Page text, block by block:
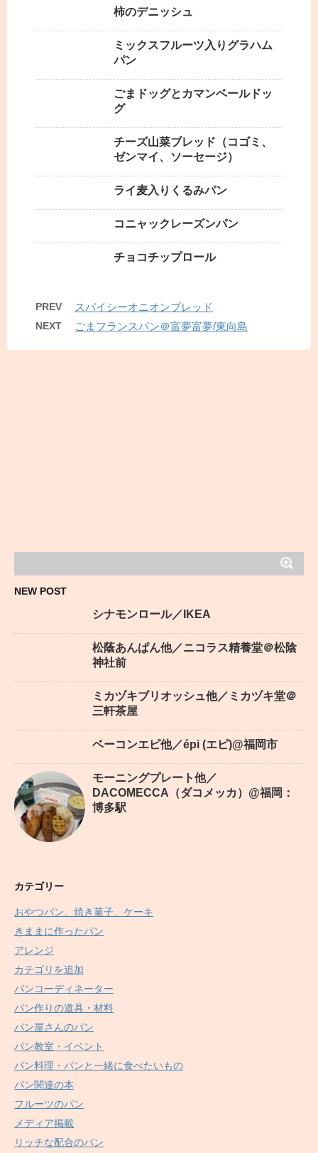
柿のデニッシュ
ミックスフルーツ入りグラハム
パン
ごまドッグとカマンベールドッ
グ
チーズ山菜ブレッド（コゴミ、
ゼンマイ、ソーセージ）
ライ麦入りくるみパン
コニャックレーズンパン
チョコチップロール
PREV スパイシーオニオンブレッド
NEXT ごまフランスパン＠富夢富夢/東向島
NEW POST
シナモンロール／IKEA
松蔭あんぱん他／ニコラス精養堂＠松陰
神社前
ミカヅキブリオッシュ他／ミカヅキ堂＠
三軒茶屋
ベーコンエピ他／épi (エピ)@福岡市
モーニングプレート他／
DACOMECCA（ダコメッカ）@福岡：
博多駅
カテゴリー
おやつパン、焼き菓子、ケーキ
きままに作ったパン
アレンジ
カテゴリを追加
パンコーディネーター
パン作りの道具・材料
パン屋さんのパン
パン教室・イベント
パン料理・パンと一緒に食べたいもの
パン関連の本
フルーツのパン
メディア掲載
リッチな配合のパン